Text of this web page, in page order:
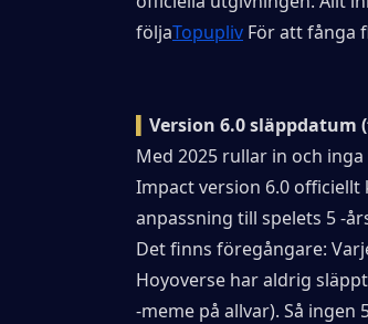
följaTopupliv För att fånga
Version 6.0 släppdatum
Med 2025 rullar in och
Impact version 6.0
anpassning till spelets 5 -
Det finns föregångare:
Hoyoverse har aldrig
-meme på allvar). Så ingen